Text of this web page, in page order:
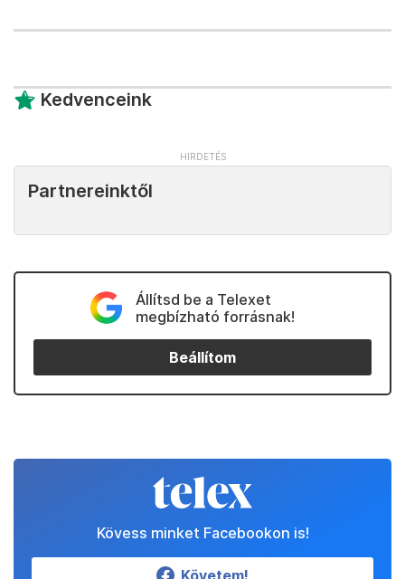
Kedvenceink
Partnereinktől
Állítsd be a Telexet
megbízható forrásnak!
Beállítom
Kövess minket Facebookon is!
Követem!